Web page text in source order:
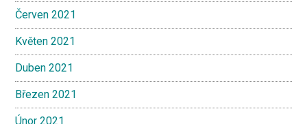
Červen 2021
Květen 2021
Duben 2021
Březen 2021
Únor 2021